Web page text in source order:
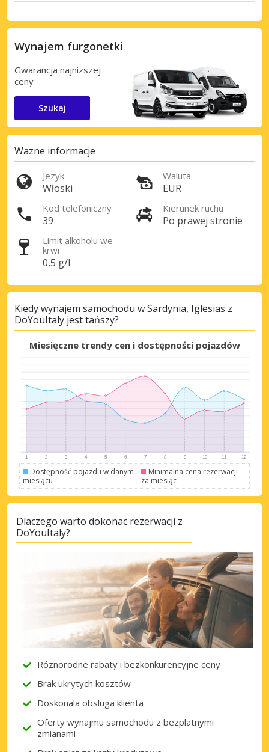
Najlepsze oszczędności
Uzyskaj dostęp do ekskluzywnych ofert
partnerów
Zaloguj się przez eLink
Wynajem furgonetki
Gwarancja najnizszej
ceny
Szukaj
Wazne informacje
Jezyk
Włoski
Waluta
EUR
Kod telefoniczny
39
Kierunek ruchu
Po prawej stronie
Limit alkoholu we
krwi
0,5 g/l
Kiedy wynajem samochodu w Sardynia, Iglesias z
DoYouItaly jest tańszy?
Miesięczne trendy cen i dostępności pojazdów
Dostępność pojazdu w danym
miesiącu
Minimalna cena rezerwacji
za miesiąc
Dlaczego warto dokonac rezerwacji z
DoYouItaly?
Róznorodne rabaty i bezkonkurencyjne ceny
Brak ukrytych kosztów
Doskonala obsluga klienta
Oferty wynajmu samochodu z bezplatnymi
zmianami